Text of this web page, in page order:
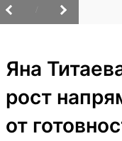
Яна
рост
от